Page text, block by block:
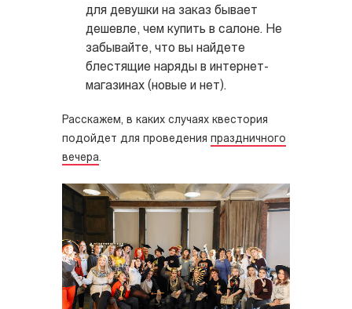
для девушки на заказ бывает
дешевле, чем купить в салоне. Не
забывайте, что вы найдете
блестящие наряды в интернет-
магазинах (новые и нет).
Расскажем, в каких случаях квестория
подойдет для проведения праздничного
вечера.